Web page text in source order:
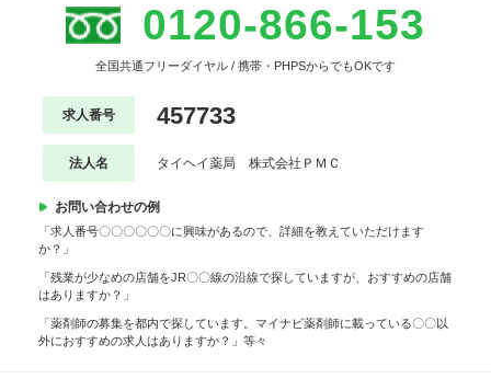
0120-866-153
全国共通フリーダイヤル / 携帯・PHPSからでもOKです
求人番号 457733
法人名 タイヘイ薬局 株式会社ＰＭＣ
お問い合わせの例
「求人番号〇〇〇〇〇〇に興味があるので、詳細を教えていただけます
か？」
「残業が少なめの店舗をJR〇〇線の沿線で探していますが、おすすめの店舗
はありますか？」
「薬剤師の募集を都内で探しています。マイナビ薬剤師に載っている〇〇以
外におすすめの求人はありますか？」等々